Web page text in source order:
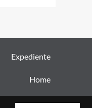
Expediente
Home